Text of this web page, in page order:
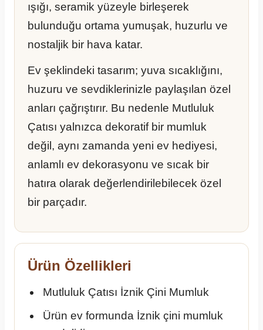
ışığı, seramik yüzeyle birleşerek
bulunduğu ortama yumuşak, huzurlu ve
nostaljik bir hava katar.
Ev şeklindeki tasarım; yuva sıcaklığını,
huzuru ve sevdiklerinizle paylaşılan özel
anları çağrıştırır. Bu nedenle Mutluluk
Çatısı yalnızca dekoratif bir mumluk
değil, aynı zamanda yeni ev hediyesi,
anlamlı ev dekorasyonu ve sıcak bir
hatıra olarak değerlendirilebilecek özel
bir parçadır.
Ürün Özellikleri
Mutluluk Çatısı İznik Çini Mumluk
Ürün ev formunda İznik çini mumluk